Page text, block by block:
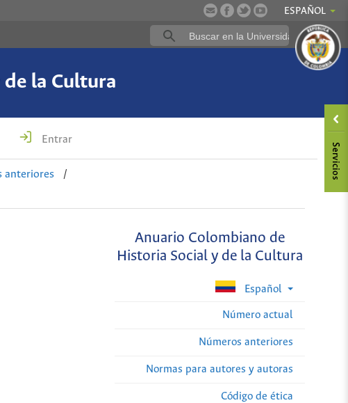
ESPAÑOL
la Cultura
Entrar
anteriores
/
Anuario Colombiano de
Historia Social y de la Cultura
Español
Número actual
Números anteriores
Normas para autores y autoras
Código de ética